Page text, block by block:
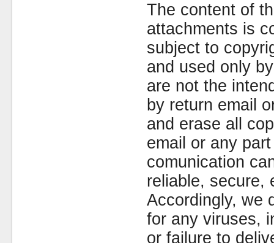
The content of
attachments is
subject to
and used only
are not the
by return email
and erase all
email or any
comunication
reliable, secure,
Accordingly, we
for any viruses,
or failure to